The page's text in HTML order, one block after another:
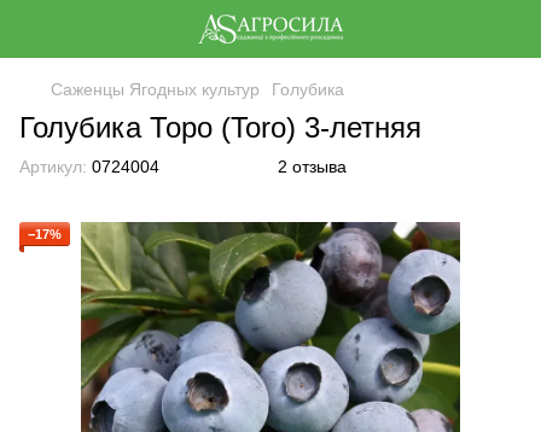
Саженцы Ягодных культур Голубика
Голубика Торо (Toro) 3-летняя
Артикул: 0724004 2 отзыва
−17%